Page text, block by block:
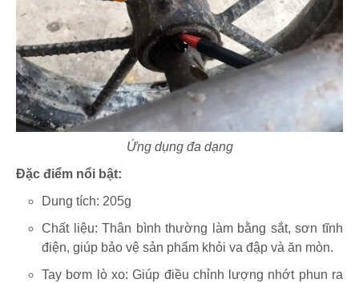
Ứng dụng đa dạng
Đặc điểm nổi bật:
Dung tích: 205g
Chất liệu: Thân bình thường làm bằng sắt, sơn tĩnh
điện, giúp bảo vệ sản phẩm khỏi va đập và ăn mòn.
Tay bơm lò xo: Giúp điều chỉnh lượng nhớt phun ra